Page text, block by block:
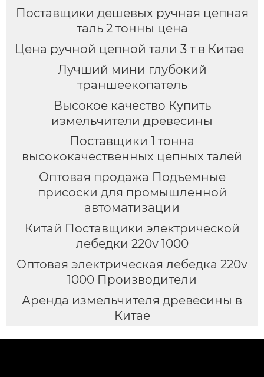
Поставщики дешевых ручная цепная
таль 2 тонны цена
Цена ручной цепной тали 3 т в Китае
Лучший мини глубокий
траншеекопатель
Высокое качество Купить
измельчители древесины
Поставщики 1 тонна
высококачественных цепных талей
Оптовая продажа Подъемные
присоски для промышленной
автоматизации
Китай Поставщики электрической
лебедки 220v 1000
Оптовая электрическая лебедка 220v
1000 Производители
Аренда измельчителя древесины в
Китае